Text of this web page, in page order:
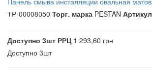
ТР-00008050 Торг. марка PESTAN Артикул
Доступно 3шт РРЦ1 293,60 грн
Доступно 3шт